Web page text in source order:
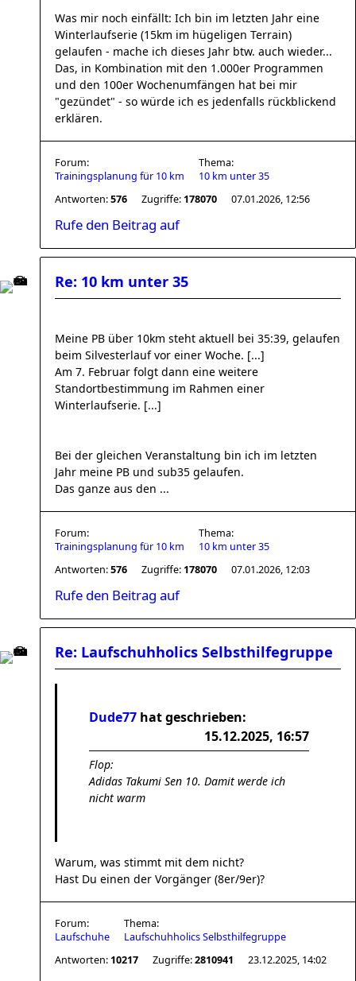
Was mir noch einfällt: Ich bin im letzten Jahr eine
Winterlaufserie (15km im hügeligen Terrain)
gelaufen - mache ich dieses Jahr btw. auch wieder...
Das, in Kombination mit den 1.000er Programmen
und den 100er Wochenumfängen hat bei mir
"gezündet" - so würde ich es jedenfalls rückblickend
erklären.
Forum:
Trainingsplanung für 10 km
Thema:
10 km unter 35
Antworten:576 Zugriffe: 178070 07.01.2026, 12:56
Rufe den Beitrag auf
Re: 10 km unter 35
Meine PB über 10km steht aktuell bei 35:39, gelaufen
beim Silvesterlauf vor einer Woche. [...]
Am 7. Februar folgt dann eine weitere
Standortbestimmung im Rahmen einer
Winterlaufserie. [...]
Bei der gleichen Veranstaltung bin ich im letzten
Jahr meine PB und sub35 gelaufen.
Das ganze aus den ...
Forum:
Trainingsplanung für 10 km
Thema:
10 km unter 35
Antworten:576 Zugriffe: 178070 07.01.2026, 12:03
Rufe den Beitrag auf
Re: Laufschuhholics Selbsthilfegruppe
Dude77 hat geschrieben:
15.12.2025, 16:57
Flop:
Adidas Takumi Sen 10. Damit werde ich
nicht warm
Warum, was stimmt mit dem nicht?
Hast Du einen der Vorgänger (8er/9er)?
Forum:
Laufschuhe
Thema:
Laufschuhholics Selbsthilfegruppe
Antworten: 10217 Zugriffe:2810941 23.12.2025, 14:02